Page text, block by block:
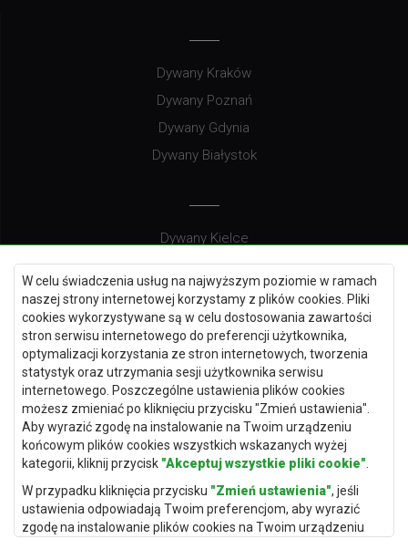
W celu świadczenia usług na najwyższym poziomie w ramach
naszej strony internetowej korzystamy z plików cookies. Pliki
cookies wykorzystywane są w celu dostosowania zawartości
stron serwisu internetowego do preferencji użytkownika,
optymalizacji korzystania ze stron internetowych, tworzenia
statystyk oraz utrzymania sesji użytkownika serwisu
internetowego. Poszczególne ustawienia plików cookies
możesz zmieniać po kliknięciu przycisku "Zmień ustawienia".
Aby wyrazić zgodę na instalowanie na Twoim urządzeniu
końcowym plików cookies wszystkich wskazanych wyżej
kategorii, kliknij przycisk "Akceptuj wszystkie pliki cookie"
W przypadku kliknięcia przycisku "Zmień ustawienia", jeśli
ustawienia odpowiadają Twoim preferencjom, aby wyrazić
zgodę na instalowanie plików cookies na Twoim urządzeniu
Dywany Kraków
Dywany Poznań
Dywany Gdynia
Dywany Białystok
Dywany Kielce
Dywany Gdańsk
Dywany Toruń
Dywany Bydgoszcz
Dywany Łódź
Dywany Katowice
Dywany Rzeszów
Dywany Częstochowa